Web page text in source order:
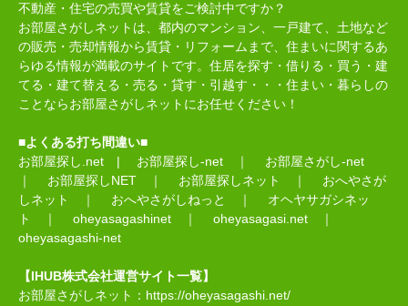
不動産・住宅の売買や賃貸をご検討中ですか？
お部屋さがしネットは、都内のマンション、一戸建て、土地など
の販売・売却情報から賃貸・リフォームまで、住まいに関するあ
らゆる情報が満載のサイトです。住居を探す・借りる・買う・建
てる・建て替える・売る・貸す・引越す・・・住まい・暮らしの
ことならお部屋さがしネットにお任せください！
■よくある打ち間違い■
お部屋探し.net | お部屋探し-net ｜ お部屋さがし-net
｜ お部屋探しNET ｜ お部屋探しネット ｜ おへやさが
しネット
｜ おへやさがしねっと ｜ オヘヤサガシネッ
ト
｜ oheyasagashinet ｜ oheyasagasi.net ｜
oheyasagashi-net
【IHUB株式会社運営サイト一覧】
お部屋さがしネット： https://oheyasagashi.net/